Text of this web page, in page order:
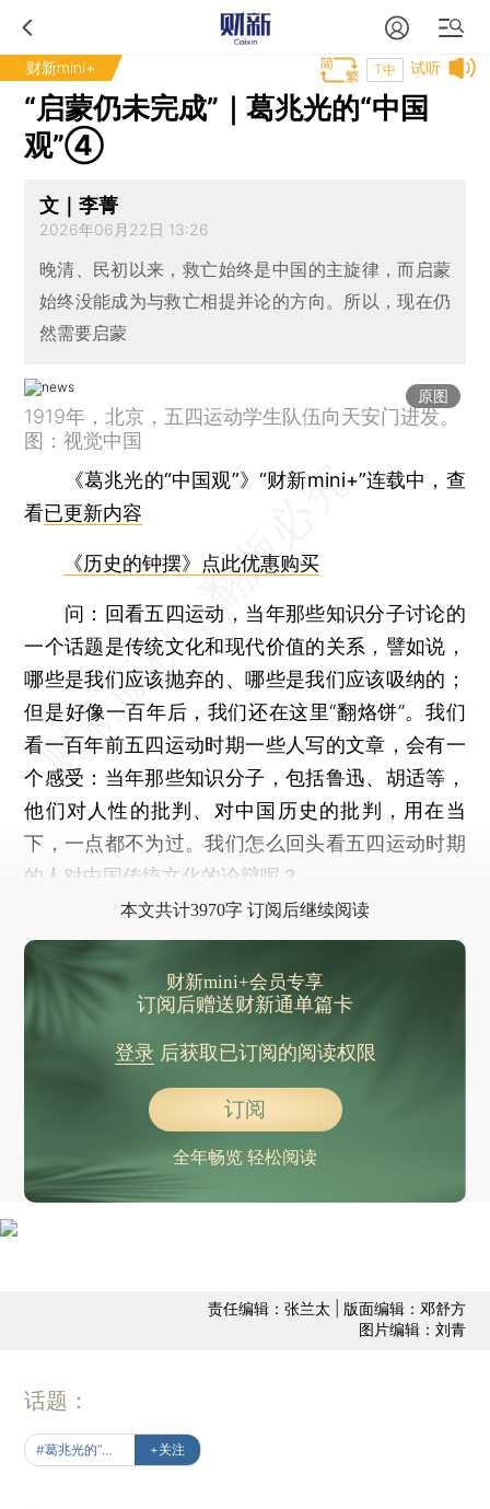
财新mini+ 试听
T中
“启蒙仍未完成”｜葛兆光的“中国
观”④
文｜李菁
2026年06月22日 13:26
晚清、民初以来，救亡始终是中国的主旋律，而启蒙
始终没能成为与救亡相提并论的方向。所以，现在仍
然需要启蒙
原图
1919年，北京，五四运动学生队伍向天安门进发。
图：视觉中国
《葛兆光的“中国观”》“财新mini+”连载中，查
看已更新内容
《历史的钟摆》点此优惠购买
问： 回看五四运动，当年那些知识分子讨论的
一个话题是传统文化和现代价值的关系，譬如说，
哪些是我们应该抛弃的、哪些是我们应该吸纳的；
但是好像一百年后，我们还在这里“翻烙饼”。我们
看一百年前五四运动时期一些人写的文章，会有一
个感受：当年那些知识分子，包括鲁迅、胡适等，
他们对人性的批判、对中国历史的批判，用在当
下，一点都不为过。我们怎么回头看五四运动时期
的人对中国传统文化的论辩呢？
本文共计3970字 订阅后继续阅读
财新mini+会员专享
订阅后赠送财新通单篇卡
登录后获取已订阅的阅读权限
订阅
全年畅览 轻松阅读
责任编辑：张兰太 | 版面编辑：邓舒方
图片编辑：刘青
话题：
+关注